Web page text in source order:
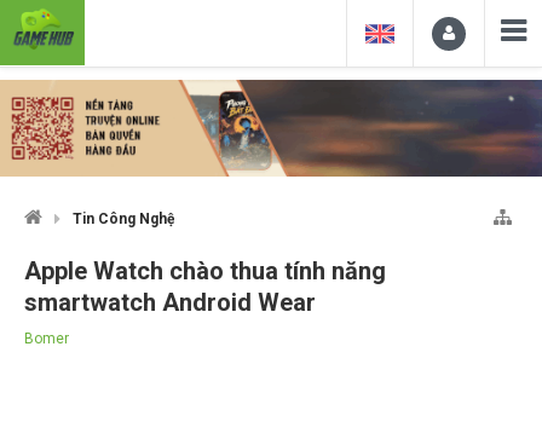
Tin Công Nghệ
Apple Watch chào thua tính năng
smartwatch Android Wear
Bomer